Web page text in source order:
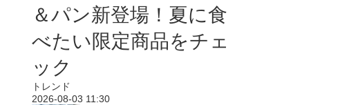
＆パン新登場！夏に食
べたい限定商品をチェ
ック
トレンド
2026-08-03 11:30